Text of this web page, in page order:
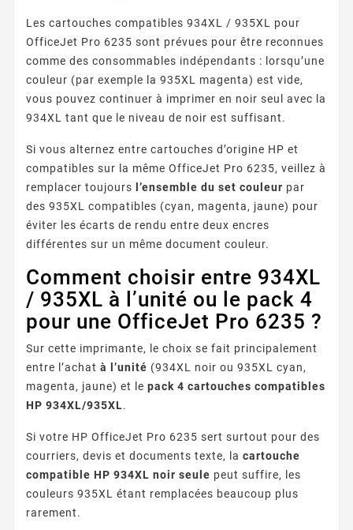
Les cartouches compatibles 934XL / 935XL pour
OfficeJet Pro 6235 sont prévues pour être reconnues
comme des consommables indépendants : lorsqu’une
couleur (par exemple la 935XL magenta) est vide,
vous pouvez continuer à imprimer en noir seul avec la
934XL tant que le niveau de noir est suffisant.
Si vous alternez entre cartouches d’origine HP et
compatibles sur la même OfficeJet Pro 6235, veillez à
remplacer toujours
l’ensemble du set couleur par
des 935XL compatibles (cyan, magenta, jaune) pour
éviter les écarts de rendu entre deux encres
différentes sur un même document couleur.
Comment choisir entre 934XL
/ 935XL à l’unité ou le pack 4
pour une OfficeJet Pro 6235 ?
Sur cette imprimante, le choix se fait principalement
entre l’achat à l’unité (934XL noir ou 935XL cyan,
magenta, jaune) et le pack 4 cartouches compatibles
HP 934XL/935XL.
Si votre HP OfficeJet Pro 6235 sert surtout pour des
courriers, devis et documents texte, la cartouche
compatible HP 934XL noir seule peut suffire, les
couleurs 935XL étant remplacées beaucoup plus
rarement.